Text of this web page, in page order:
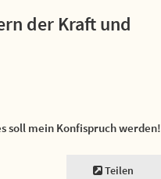
der Kraft und
soll mein Konfispruch werden!
Teilen